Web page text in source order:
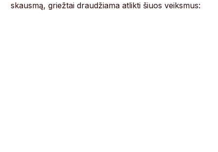
skausmą, griežtai draudžiama atlikti šiuos veiksmus: